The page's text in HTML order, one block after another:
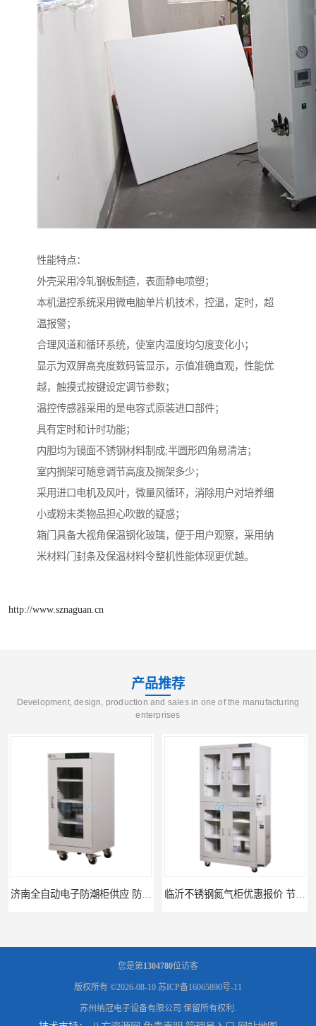
性能特点：
外壳采用冷轧钢板制造，表面静电喷塑；
本机温控系统采用微电脑单片机技术，控温，定时，超
温报警；
合理风道和循环系统，使室内温度均匀度变化小；
显示为双屏高亮度数码管显示，示值准确直观，性能优
越，触摸式按键设定调节参数；
温控传感器采用的是电容式原装进口部件；
具有定时和计时功能；
内胆均为镜面不锈钢材料制成;半圆形四角易清洁；
室内搁架可随意调节高度及搁架多少；
采用进口电机及风叶，微量风循环，消除用户对培养细
小或粉末类物品担心吹散的疑惑；
箱门具备大视角保温钢化玻璃，便于用户观察，采用纳
米材料门封条及保温材料令整机性能体现更优越。
http://www.sznaguan.cn
产品推荐
Development, design, production and sales in one of the manufacturing
enterprises
您是第1304780位访客
版权所有 ©2026-08-10 苏ICP备16065890号-11
苏州纳冠电子设备有限公司 保留所有权利.